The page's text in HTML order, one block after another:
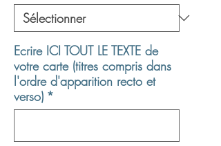
Ecrire ICI TOUT LE TEXTE de
votre carte (titres compris dans
l'ordre d'apparition recto et
verso) *